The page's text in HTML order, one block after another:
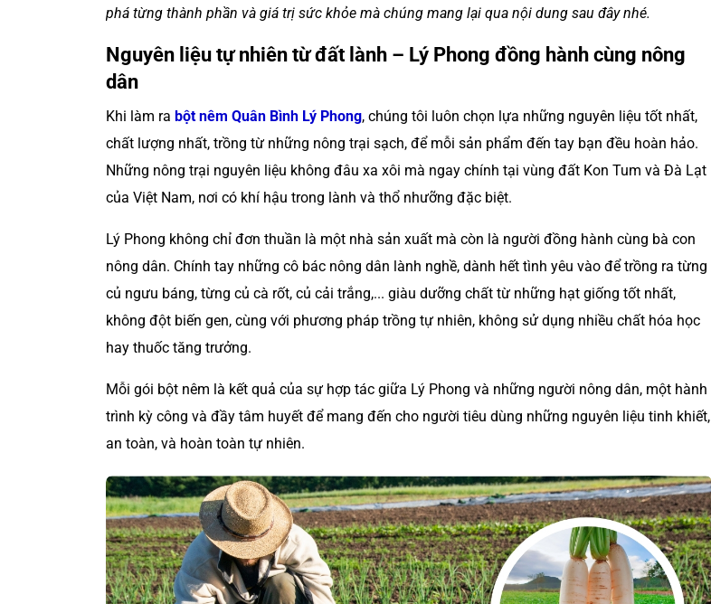
phá từng thành phần và giá trị sức khỏe mà chúng mang lại qua nội dung sau đây nhé.
Nguyên liệu tự nhiên từ đất lành – Lý Phong đồng hành cùng nông
dân
Khi làm ra bột nêm Quân Bình Lý Phong, chúng tôi luôn chọn lựa những nguyên liệu tốt nhất,
chất lượng nhất, trồng từ những nông trại sạch, để mỗi sản phẩm đến tay bạn đều hoàn hảo.
Những nông trại nguyên liệu không đâu xa xôi mà ngay chính tại vùng đất Kon Tum và Đà Lạt
của Việt Nam, nơi có khí hậu trong lành và thổ nhưỡng đặc biệt.
Lý Phong không chỉ đơn thuần là một nhà sản xuất mà còn là người đồng hành cùng bà con
nông dân. Chính tay những cô bác nông dân lành nghề, dành hết tình yêu vào để trồng ra từng
củ ngưu báng, từng củ cà rốt, củ cải trắng,... giàu dưỡng chất từ những hạt giống tốt nhất,
không đột biến gen, cùng với phương pháp trồng tự nhiên, không sử dụng nhiều chất hóa học
hay thuốc tăng trưởng.
Mỗi gói bột nêm là kết quả của sự hợp tác giữa Lý Phong và những người nông dân, một hành
trình kỳ công và đầy tâm huyết để mang đến cho người tiêu dùng những nguyên liệu tinh khiết,
an toàn, và hoàn toàn tự nhiên.